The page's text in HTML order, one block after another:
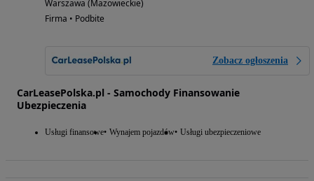
Warszawa (Mazowieckie)
Firma • Podbite
Zobacz ogłoszenia
CarLeasePolska.pl - Samochody Finansowanie
Ubezpieczenia
Usługi finansowe Wynajem pojazdów Usługi ubezpieczeniowe